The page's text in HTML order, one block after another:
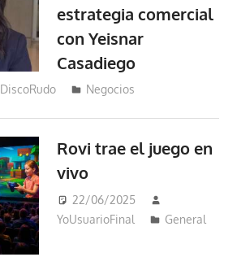
estrategia comercial
con Yeisnar
Casadiego
DiscoRudo Negocios
Rovi trae el juego en
vivo
22/06/2025
YoUsuarioFinal
General